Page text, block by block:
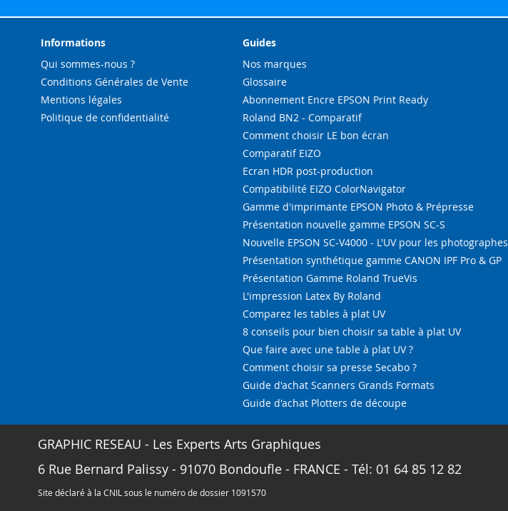
Informations
Qui sommes-nous ?
Conditions Générales de Vente
Mentions légales
Politique de confidentialité
Guides
Nos marques
Glossaire
Abonnement Encre EPSON Print Ready
Roland BN2 - Comparatif
Comment choisir LE bon écran
Comparatif EIZO
Ecran HDR post-production
Compatibilité EIZO ColorNavigator
Gamme d'imprimante EPSON Photo & Prépresse
Présentation nouvelle gamme EPSON SC-S
Nouvelle EPSON SC-V4000 - L'UV pour les photographes
Présentation synthétique gamme CANON IPF Pro & GP
Présentation Gamme Roland TrueVis
L'impression Latex By Roland
Comparez les tables à plat UV
8 conseils pour bien choisir sa table à plat UV
Que faire avec une table à plat UV ?
Comment choisir sa presse Secabo ?
Guide d'achat Scanners Grands Formats
Guide d'achat Plotters de découpe
GRAPHIC RESEAU - Les Experts Arts Graphiques
6 Rue Bernard Palissy - 91070 Bondoufle - FRANCE - Tél: 01 64 85 12 82
Site déclaré à la CNIL sous le numéro de dossier 1091570